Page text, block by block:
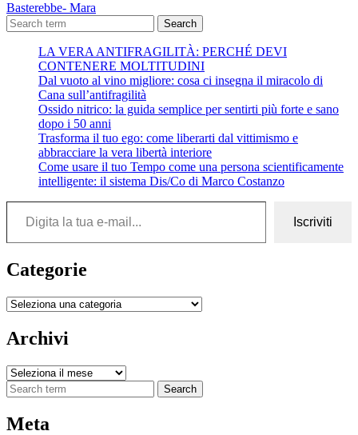
Basterebbe- Mara
Search
LA VERA ANTIFRAGILITÀ: PERCHÉ DEVI
CONTENERE MOLTITUDINI
Dal vuoto al vino migliore: cosa ci insegna il miracolo di
Cana sull’antifragilità
Ossido nitrico: la guida semplice per sentirti più forte e sano
dopo i 50 anni
Trasforma il tuo ego: come liberarti dal vittimismo e
abbracciare la vera libertà interiore
Come usare il tuo Tempo come una persona scientificamente
intelligente: il sistema Dis/Co di Marco Costanzo
Digita la tua e-mail...
Iscriviti
Categorie
Categorie
Archivi
Archivi
Search
Meta